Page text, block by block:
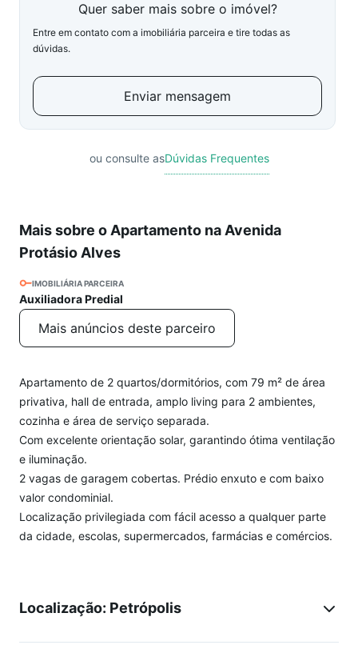
Quer saber mais sobre o imóvel?
Entre em contato com a imobiliária parceira e tire todas as
dúvidas.
Enviar mensagem
ou consulte asDúvidas Frequentes
Mais sobre o Apartamento na Avenida
Protásio Alves
IMOBILIÁRIA PARCEIRA
Auxiliadora Predial
Mais anúncios deste parceiro
Apartamento de 2 quartos/dormitórios, com 79 m² de área
privativa, hall de entrada, amplo living para 2 ambientes,
cozinha e área de serviço separada.
Com excelente orientação solar, garantindo ótima ventilação
e iluminação.
2 vagas de garagem cobertas. Prédio enxuto e com baixo
valor condominial.
Localização privilegiada com fácil acesso a qualquer parte
da cidade, escolas, supermercados, farmácias e comércios.
Localização: Petrópolis